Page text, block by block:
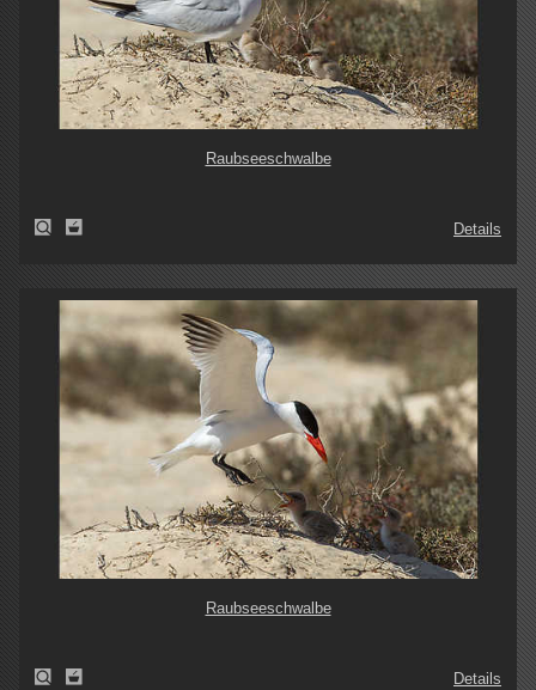
Raubseeschwalbe
Details
Raubseeschwalbe
Details